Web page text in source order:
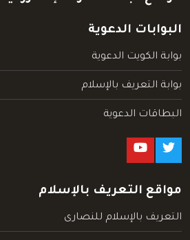
البوابات الدعوية
بوابة الكويت الدعوية
بوابة التعريف بالإسلام
البطاقات الدعوية
مواقع التعريف بالإسلام
التعريف بالإسلام للنصارى